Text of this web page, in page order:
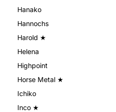
Hanako
Hannochs
Harold ★
Helena
Highpoint
Horse Metal ★
Ichiko
Inco ★